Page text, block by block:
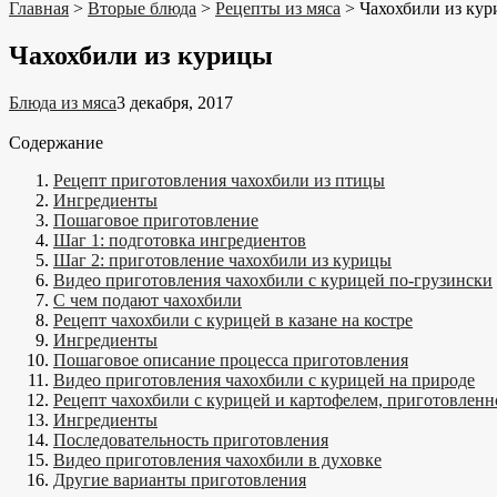
Главная > Вторые блюда > Рецепты из мяса > Чахохбили из
Чахохбили из курицы
Блюда из мяса3 декабря, 2017
Содержание
Рецепт приготовления чахохбили из птицы
Ингредиенты
Пошаговое приготовление
Шаг 1: подготовка ингредиентов
Шаг 2: приготовление чахохбили из курицы
Видео приготовления чахохбили с курицей по-грузински
С чем подают чахохбили
Рецепт чахохбили с курицей в казане на костре
Ингредиенты
Пошаговое описание процесса приготовления
Видео приготовления чахохбили с курицей на природе
Рецепт чахохбили с курицей и картофелем,
Ингредиенты
Последовательность приготовления
Видео приготовления чахохбили в духовке
Другие варианты приготовления